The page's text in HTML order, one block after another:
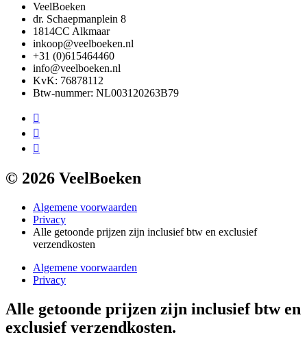
VeelBoeken
dr. Schaepmanplein 8
1814CC Alkmaar
inkoop@veelboeken.nl
+31 (0)615464460
info@veelboeken.nl
KvK: 76878112
Btw-nummer: NL003120263B79
© 2026 VeelBoeken
Algemene voorwaarden
Privacy
Alle getoonde prijzen zijn inclusief btw en exclusief
verzendkosten
Algemene voorwaarden
Privacy
Alle getoonde prijzen zijn inclusief btw en
exclusief verzendkosten.